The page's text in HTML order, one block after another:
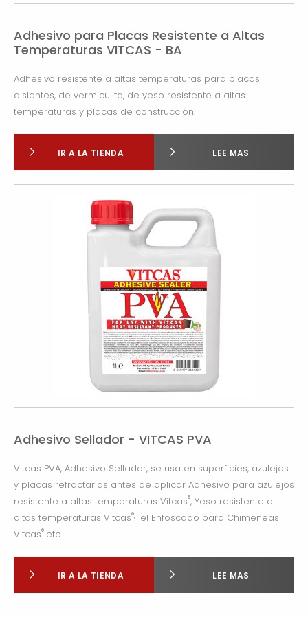
Adhesivo para Placas Resistente a Altas
Temperaturas VITCAS - BA
Adhesivo resistente a altas temperaturas para placas
aislantes, de vermiculita, de yeso resistente a altas
temperaturas y placas de construcción.
IR A LA TIENDA LEE MAS
Adhesivo Sellador - VITCAS PVA
Vitcas PVA, Adhesivo Sellador, se usa en superficies, azulejos
y placas refractarias antes de aplicar Adhesivo para azulejos
resistente a altas temperaturas Vitcas®, Yeso resistente a
altas temperaturas Vitcas®,
el Enfoscado para Chimeneas
Vitcas® etc.
IR A LA TIENDA LEE MAS